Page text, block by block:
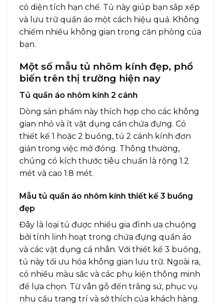
có diện tích hạn chế. Tủ này giúp bạn sắp xếp
và lưu trữ quần áo một cách hiệu quả. Không
chiếm nhiều không gian trong căn phòng của
bạn.
Một số mẫu tủ nhôm kính đẹp, phổ
biến trên thị trường hiện nay
Tủ quần áo nhôm kính 2 cánh
Dòng sản phẩm này thích hợp cho các không
gian nhỏ và ít vật dụng cần chứa đựng. Có
thiết kế 1 hoặc 2 buồng, tủ 2 cánh kính đơn
giản trong việc mở đóng. Thông thường,
chúng có kích thước tiêu chuẩn là rộng 1.2
mét và cao 1.8 mét.
Mẫu tủ quần áo nhôm kính thiết kế 3 buồng
đẹp
Đây là loại tủ được nhiều gia đình ưa chuộng
bởi tính linh hoạt trong chứa đựng quần áo
và các vật dụng cá nhân. Với thiết kế 3 buồng,
tủ này tối ưu hóa không gian lưu trữ. Ngoài ra,
có nhiều màu sắc và các phụ kiện thông minh
để lựa chọn. Từ vân gỗ đến trắng sứ, phục vụ
nhu cầu trang trí và sở thích của khách hàng.